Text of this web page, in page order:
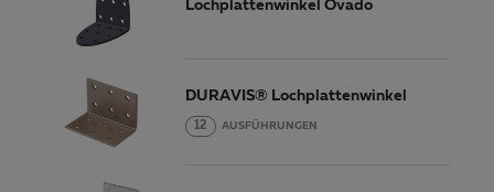
Lochplattenwinkel Ovado
DURAVIS® Lochplattenwinkel
12 AUSFÜHRUNGEN